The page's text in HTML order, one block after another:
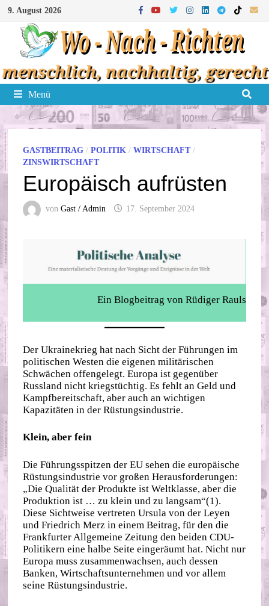
Zum
Inhalt
springen
9. August 2026
Menü
GASTBEITRAG /POLITIK /WIRTSCHAFT/
ZINSWIRTSCHAFT
Europäisch aufrüsten
vonGast / Admin 17. September 2024
Ein Blogbeitrag von Rüdiger Rauls
Der Ukrainekrieg hat nach Sicht der Führungen im
politischen Westen die eigenen militärischen
Schwächen offengelegt. Europa ist gegenüber
Russland nicht kriegstüchtig. Es fehlt an Geld und
Kampfbereitschaft, aber auch an wichtigen
Kapazitäten in der Rüstungsindustrie.
Klein, aber fein
Die Führungsspitzen der EU sehen die europäische
Rüstungsindustrie vor großen Herausforderungen:
„Die Qualität der Produkte ist Weltklasse, aber die
Produktion ist … zu klein und zu langsam“(1).
Diese Sichtweise vertreten Ursula von der Leyen
und Friedrich Merz in einem Beitrag, für den die
Frankfurter Allgemeine Zeitung den beiden CDU-
Politikern eine halbe Seite eingeräumt hat. Nicht nur
Europa muss zusammenwachsen, auch dessen
Banken, Wirtschaftsunternehmen und vor allem
seine Rüstungsindustrie.